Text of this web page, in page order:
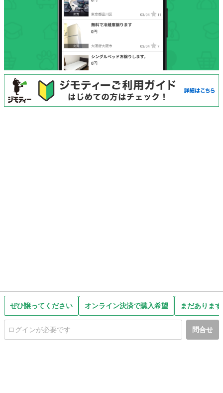
ぜひ譲ってください オンライン決済で購入希望 まだありま
問合せ